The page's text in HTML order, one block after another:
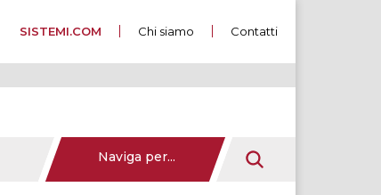
SISTEMI.COM Chi siamo Contatti
Naviga per...